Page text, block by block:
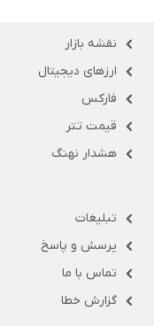
نقشه بازار
ارزهای دیجیتال
فارکس
قیمت تتر
هشدار نهنگ
تبلیغات
پرسش و پاسخ
تماس با ما
گزارش خطا